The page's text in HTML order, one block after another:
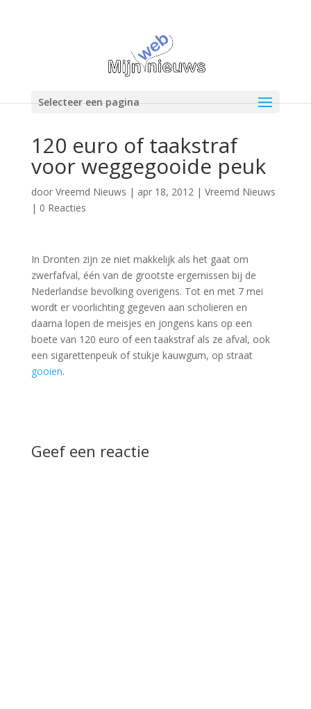
Selecteer een pagina
120 euro of taakstraf
voor weggegooide peuk
door Vreemd Nieuws | apr 18, 2012| Vreemd Nieuws
| 0 Reacties
In Dronten zijn ze niet makkelijk als het gaat om
zwerfafval, één van de grootste ergernissen bij de
Nederlandse bevolking overigens. Tot en met 7 mei
wordt er voorlichting gegeven aan scholieren en
daarna lopen de meisjes en jongens kans op een
boete van 120 euro of een taakstraf als ze afval, ook
een sigarettenpeuk of stukje kauwgum, op straat
gooien.
Geef een reactie